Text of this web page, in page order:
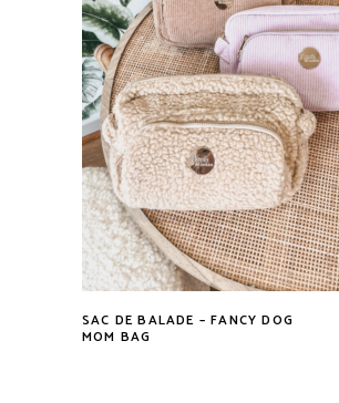
la
page
du
produit
Ce
SAC DE BALADE – FANCY DOG
MOM BAG